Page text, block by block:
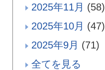
2025年11月 (58)
2025年10月 (47)
2025年9月 (71)
全てを見る